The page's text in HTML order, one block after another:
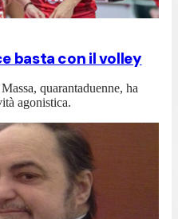
basta con il volley
quarantaduenne, ha
agonistica.